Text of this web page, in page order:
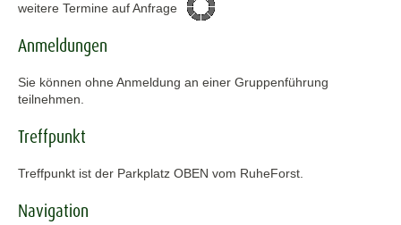
weitere Termine auf Anfrage
Anmeldungen
Sie können ohne Anmeldung an einer Gruppenführung
teilnehmen.
Treffpunkt
Treffpunkt ist der Parkplatz OBEN vom RuheForst.
Navigation